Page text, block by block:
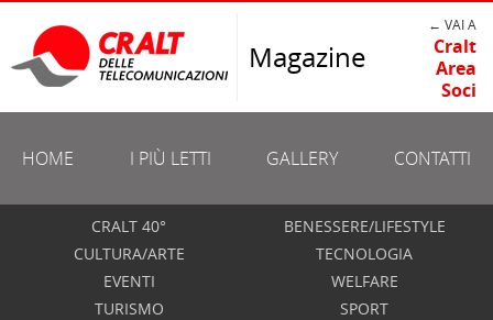
Magazine
← VAI A
Cralt
Area
Soci
HOME I PIÙ LETTI GALLERY CONTATTI
CRALT 40°
CULTURA/ARTE
EVENTI
TURISMO
BENESSERE/LIFESTYLE
TECNOLOGIA
WELFARE
SPORT